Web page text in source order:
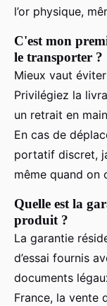
l’or physique,
C'est mon
le transporter ?
Mieux vaut
Privilégiez la
un retrait en
En cas de
portatif discret,
même quand on
Quelle est la
produit ?
La garantie
d’essai fournis
documents
France, la vente